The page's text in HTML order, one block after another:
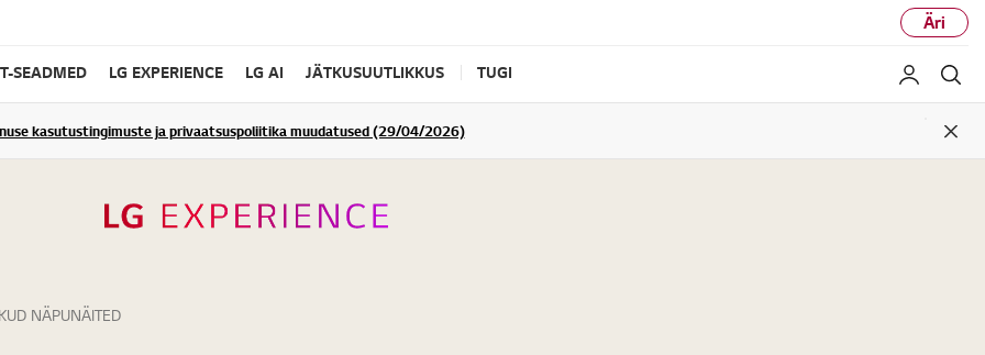
Äri
SEADMED LG EXPERIENCE LG AI JÄTKUSUUTLIKKUS TUGI Minu LG
kasutustingimuste ja privaatsuspoliitika muudatused (29/04/2026)
NÄPUNÄITED